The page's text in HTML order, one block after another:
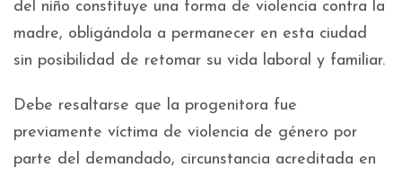
del niño constituye una forma de violencia contra la
madre, obligándola a permanecer en esta ciudad
sin posibilidad de retomar su vida laboral y familiar.
Debe resaltarse que la progenitora fue
previamente víctima de violencia de género por
parte del demandado, circunstancia acreditada en